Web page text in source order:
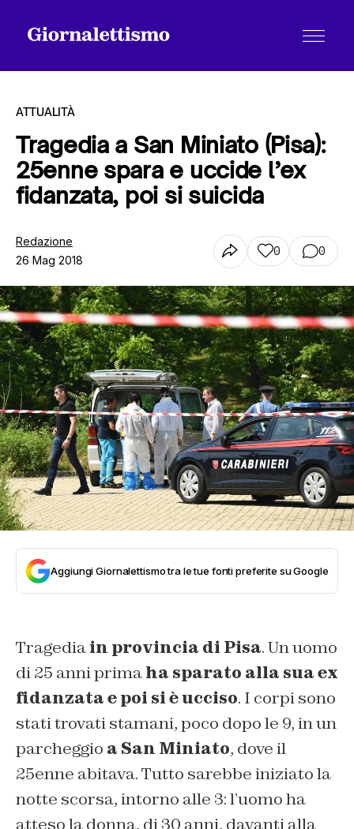
Tutti gli articoli
Chi siamo
Contatti
ATTUALITÀ
Tragedia a San Miniato (Pisa):
25enne spara e uccide l’ex
fidanzata, poi si suicida
Redazione
26 Mag 2018
0 0
Aggiungi Giornalettismo tra le tue fonti preferite su Google
Tragediain provincia di Pisa. Un uomo
di 25 anni primaha sparato alla sua ex
fidanzata e poi si è ucciso. I corpi sono
stati trovati stamani, poco dopo le 9, in un
parcheggio a San Miniato, dove il
25enne abitava. Tutto sarebbe iniziato la
notte scorsa, intorno alle 3: l’uomo ha
atteso la donna, di 30 anni, davanti alla